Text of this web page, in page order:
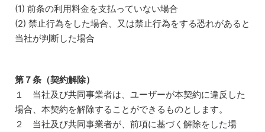
(1) 前条の利用料金を支払っていない場合
(2) 禁止行為をした場合、又は禁止行為をする恐れがあると
当社が判断した場合
第７条（契約解除）
１ 当社及び共同事業者は、ユーザーが本契約に違反した
場合、本契約を解除することができるものとします。
２ 当社及び共同事業者が、前項に基づく解除をした場